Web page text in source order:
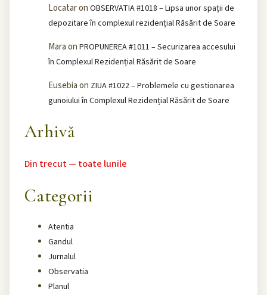
Locataron OBSERVATIA #1018 – Lipsa unor spații de
depozitare în complexul rezidențial Răsărit de Soare
Maraon PROPUNEREA #1011 – Securizarea accesului
în Complexul Rezidențial Răsărit de Soare
Eusebiaon ZIUA #1022 – Problemele cu gestionarea
gunoiului în Complexul Rezidențial Răsărit de Soare
Arhivă
Din trecut — toate lunile
Categorii
Atentia
Gandul
Jurnalul
Observatia
Planul